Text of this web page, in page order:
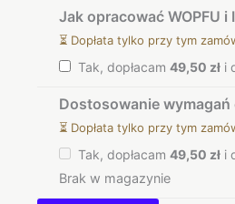
Jak opracować WOPFU i
⏳ Dopłata tylko przy tym
Tak, dopłacam49,50 zł i
Dostosowanie
⏳ Dopłata tylko przy tym
Tak, dopłacam49,50 zł i
Brak w magazynie
uczniu!